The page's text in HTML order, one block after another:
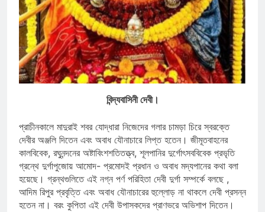
বিন্দ্যবাসিনী দেবী।
প্রাচীনকালে মাদুরাই শবর যোদ্ধারা নিজেদের গলার চামড়া চিরে স্বরক্তে
দেবীর অঞ্জলি দিতেন এবং অবাধ যৌনাচারে লিপ্ত হতেন। জীমূতবাহনের
কালবিবেক, রঘুনন্দনের অষ্টাবিংশশতিতত্ত্ব, শূলপানির দুর্গোৎসববিবেক প্রভৃতি
গ্রন্থে দুর্গাপুজোয় আমোদ- প্রমোদই প্রধান ও অবাধ মদ্যপানের কথা বলা
হয়েছে। গ্রন্থগুলিতে এই নগ্ন পর্ণ পরিহিতা দেবী দুর্গা সম্পর্কে বলছে ,
আদিম রিপুর প্রবৃত্তি এবং অবাধ যৌনাচারের হুল্লোড় না থাকলে দেবী প্রসন্ন
হতেন না। বরং কুপিতা এই দেবী উপাসকদের প্রাণভরে অভিশাপ দিতেন।